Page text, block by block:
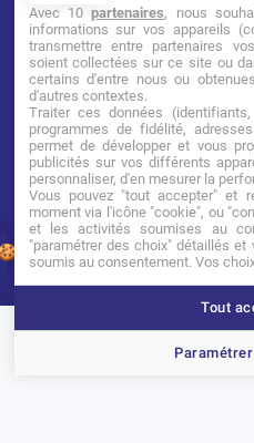
Établissement
Supérieur
Dernière mise à
Portes
Avec 10partenaires, nous
informations sur vos appareils
transmettre entre partenaires
soient collectées sur ce site ou
certains d'entre nous ou
d'autres contextes.
Traiter ces données
programmes de fidélité,
permet de développer et vous
publicités sur vos différents
personnaliser, d'en mesurer la
Vous pouvez "tout accepter" et
moment via l'icône "cookie", ou
et les activités soumises au
"paramétrer des choix" détaillés
soumis au consentement. Vos
Tout